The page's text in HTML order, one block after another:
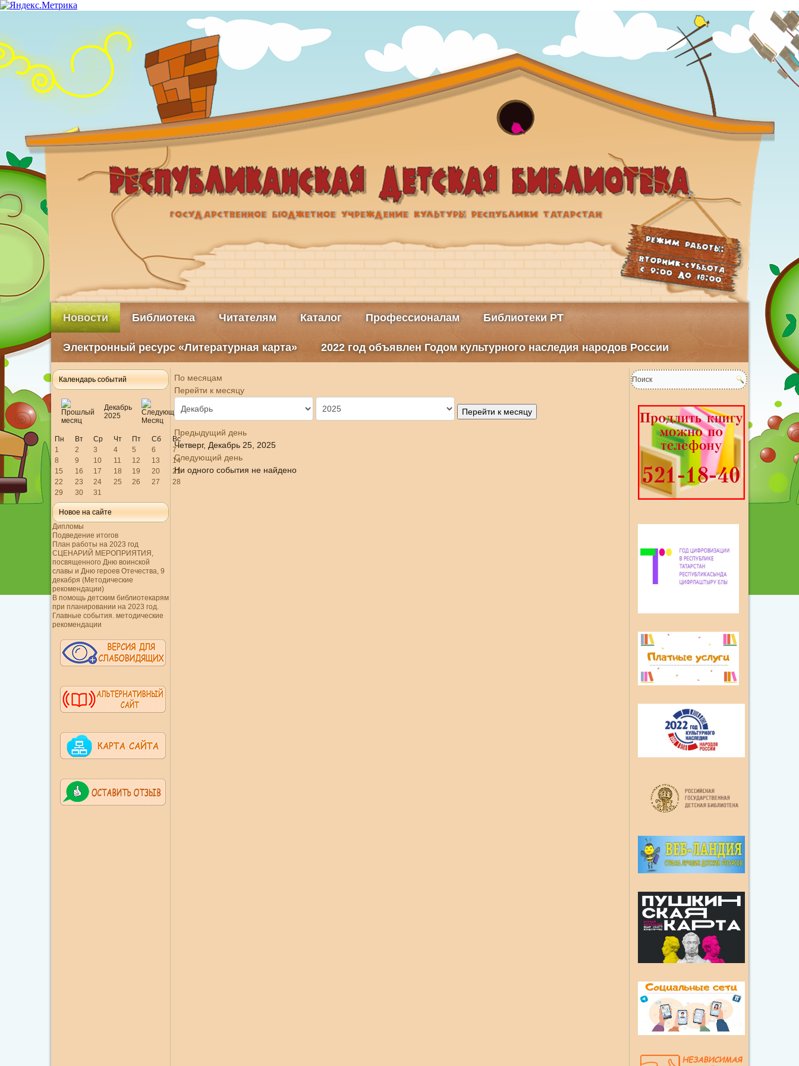
Новости Библиотека Читателям Каталог Профессионалам Библиотеки РТ
Электронный ресурс «Литературная карта» 2022 год объявлен Годом культурного наследия народов России
Календарь событий
Декабрь
2025
Пн Вт Ср Чт Пт Сб
Вс
1
2 3 4 5 6
7
8
9 10 11 12 13
14
15
16 17 18 19 20
21
22
23 24 25 26 27
28
29
30 31
Новое на сайте
Дипломы
Подведение итогов
План работы на 2023 год
СЦЕНАРИЙ МЕРОПРИЯТИЯ,
посвященного Дню воинской
славы и Дню героев Отечества, 9
декабря (Методические
рекомендации)
В помощь детским библиотекарям
при планировании на 2023 год.
Главные события. методические
рекомендации
По месяцам
Перейти к месяцу
Перейти к месяцу
Предыдущий день
Четверг, Декабрь 25, 2025
Следующий день
Ни одного события не найдено